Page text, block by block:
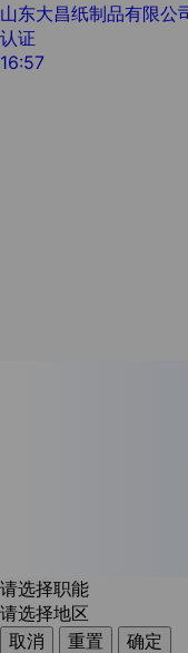
山东大昌纸制品有限公
认证
16:57
请选择职能
请选择地区
取消
重置 确定